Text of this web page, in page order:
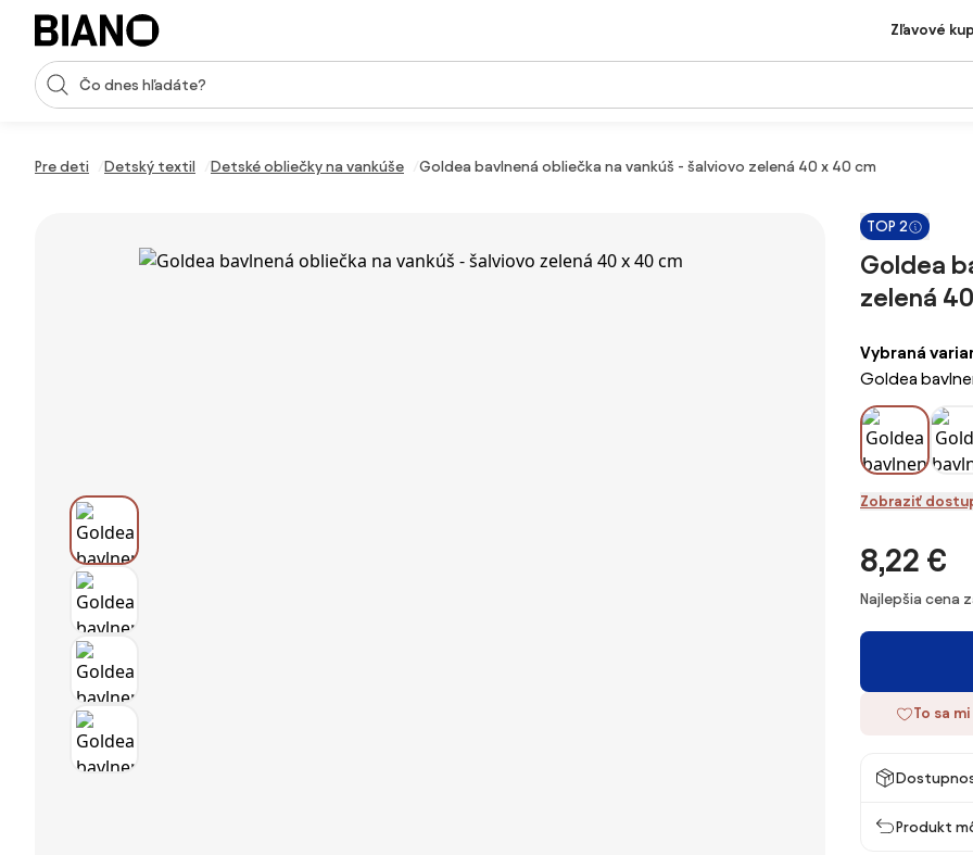
Preskočiť navigáciu, prejsť na obsah
Vstup pre vyhľadávanie
Zľavové
Pre deti Detský textil Detské obliečky na vankúše Goldea bavlnená obliečka na vankúš - šalviovo zelená 40 x 40 cm
TOP 2
Goldea
zelená
Vybraná
Goldea
Zobraziť
8,22 €
Najlepšia cena
To sa
Produkt